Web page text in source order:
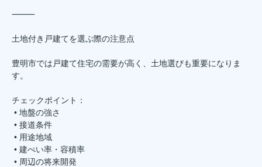
⸻
土地付き戸建てを選ぶ際の注意点
豊明市では戸建て住宅の需要が高く、土地選びも重要になりま
す。
チェックポイント：
• 地盤の強さ
• 接道条件
• 用途地域
• 建ぺい率・容積率
• 周辺の将来開発